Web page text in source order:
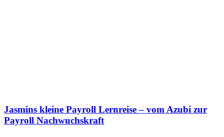
Jasmins kleine Payroll Lernreise – vom Azubi zur
Payroll Nachwuchskraft